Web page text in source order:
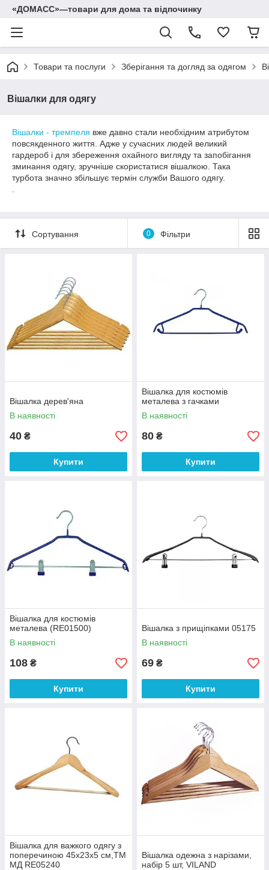
«ДОМАСС»—товари для дома та відпочинку
Товари та послуги Зберігання та догляд за одягом
Вішалки для одягу
Вішалки - тремпеля вже давно стали необхідним атрибутом
повсякденного життя. Адже у сучасних людей великий
гардероб і для збереження охайного вигляду та запобігання
зминання одягу, зручніше скористатися вішалкою. Така
турбота значно збільшує термін служби Вашого одягу.
Сортування 0 Фільтри
Вішалка дерев'яна
В наявності
40 ₴
Купити
Вішалка для костюмів
металева з гачками
В наявності
80 ₴
Купити
Вішалка для костюмів
металева (RE01500)
В наявності
108 ₴
Купити
Вішалка з прищіпками 05175
В наявності
69 ₴
Купити
Вішалка для важкого одягу з
поперечиною 45х23х5 см,ТМ
МД RE05240
Вішалка одежна з нарізами,
набір 5 шт, VILAND